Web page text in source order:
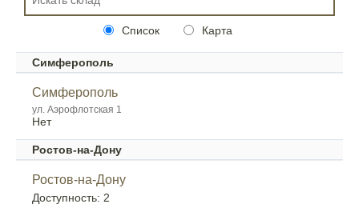
Список Карта
Симферополь
Симферополь
ул. Аэрофлотская 1
Нет
Ростов-на-Дону
Ростов-на-Дону
Доступность: 2